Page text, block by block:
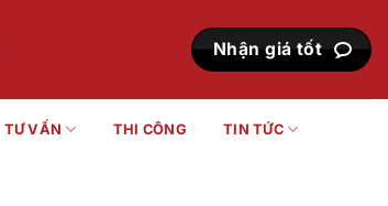
Nhận giá tốt
TƯ VẤN THI CÔNG TIN TỨC